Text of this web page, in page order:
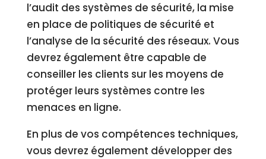
l’audit des systèmes de sécurité, la mise
en place de politiques de sécurité et
l’analyse de la sécurité des réseaux. Vous
devrez également être capable de
conseiller les clients sur les moyens de
protéger leurs systèmes contre les
menaces en ligne.
En plus de vos compétences techniques,
vous devrez également développer des